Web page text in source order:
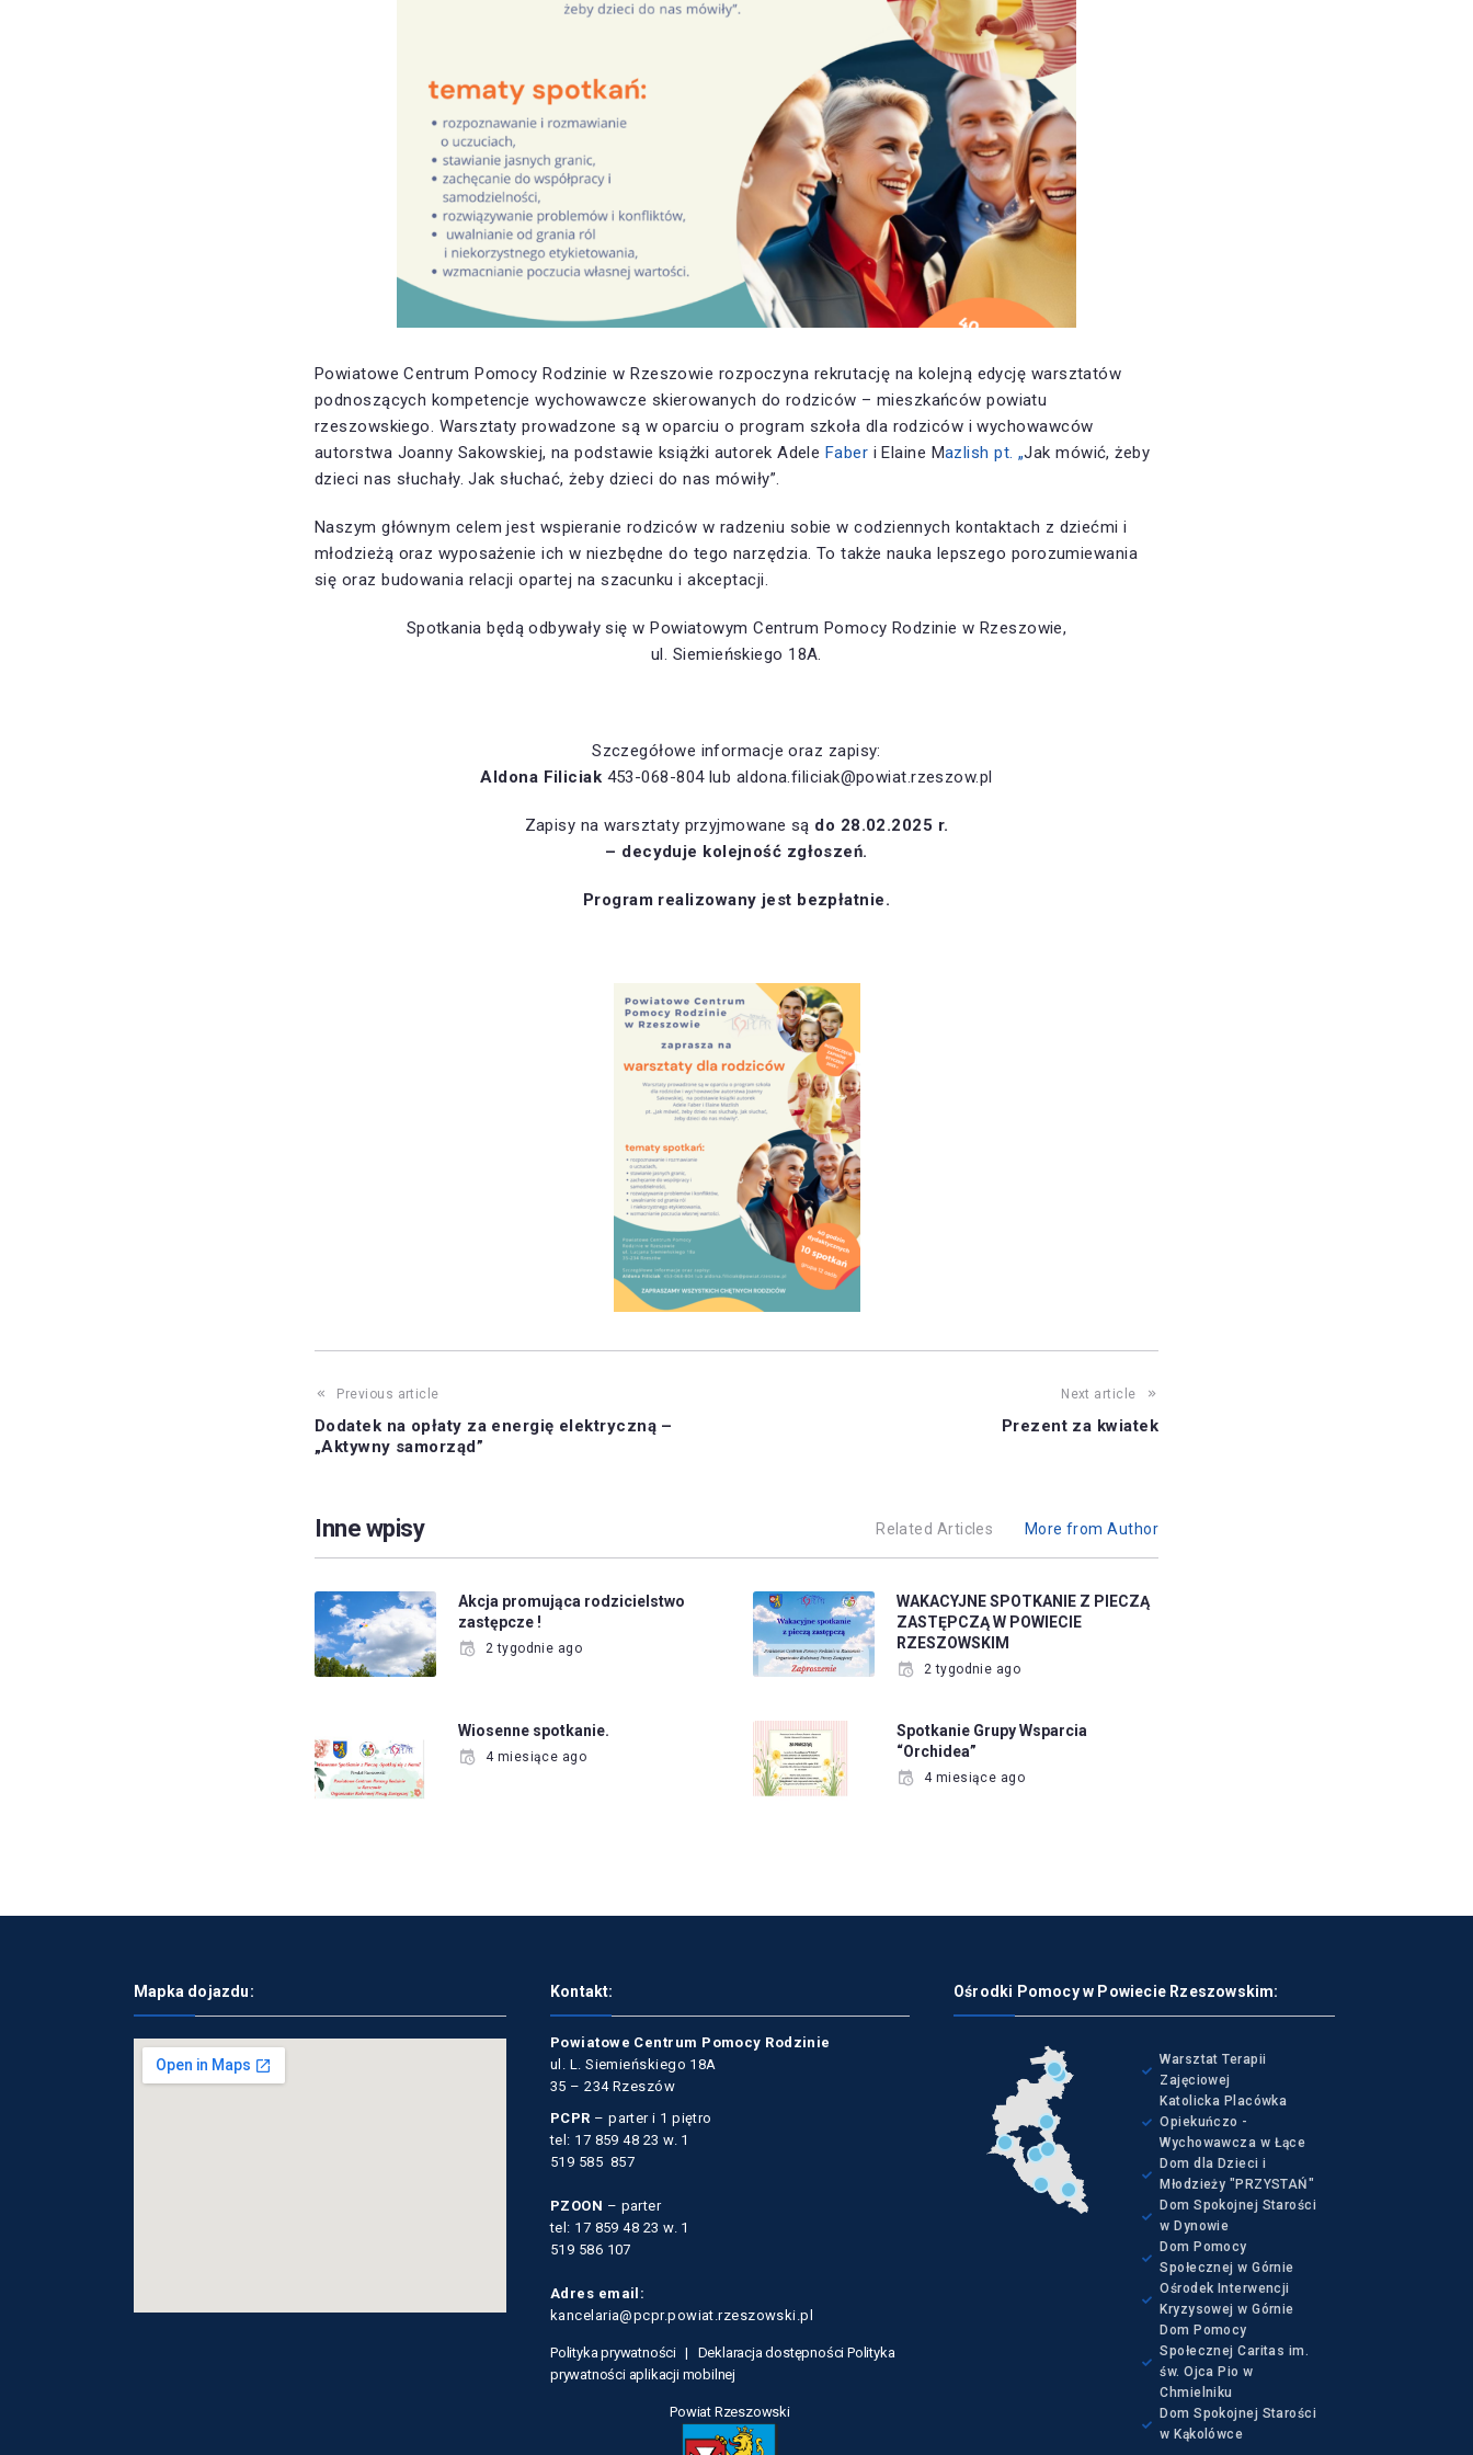
Powiatowe Centrum Pomocy Rodzinie w Rzeszowie rozpoczyna rekrutację na kolejną edycję warsztatów
podnoszących kompetencje wychowawcze skierowanych do rodziców – mieszkańców powiatu
rzeszowskiego. Warsztaty prowadzone są w oparciu o program szkoła dla rodziców i wychowawców
autorstwa Joanny Sakowskiej, na podstawie książki autorek Adele Faber i Elaine Mazlish pt. „Jak mówić, żeby
dzieci nas słuchały. Jak słuchać, żeby dzieci do nas mówiły”.
Naszym głównym celem jest wspieranie rodziców w radzeniu sobie w codziennych kontaktach z dziećmi i
młodzieżą oraz wyposażenie ich w niezbędne do tego narzędzia. To także nauka lepszego porozumiewania
się oraz budowania relacji opartej na szacunku i akceptacji.
Spotkania będą odbywały się w Powiatowym Centrum Pomocy Rodzinie w Rzeszowie,
ul. Siemieńskiego 18A.
Szczegółowe informacje oraz zapisy:
Aldona Filiciak 453-068-804 lub aldona.filiciak@powiat.rzeszow.pl
Zapisy na warsztaty przyjmowane są do 28.02.2025 r.
– decyduje kolejność zgłoszeń.
Program realizowany jest bezpłatnie.
Previous article
Dodatek na opłaty za energię elektryczną –
„Aktywny samorząd”
Next article
Prezent za kwiatek
Inne wpisy Related Articles More from Author
Akcja promująca rodzicielstwo
zastępcze !
2 tygodnie ago
WAKACYJNE SPOTKANIE Z PIECZĄ
ZASTĘPCZĄ W POWIECIE
RZESZOWSKIM
2 tygodnie ago
Wiosenne spotkanie.
4 miesiące ago
Spotkanie Grupy Wsparcia
“Orchidea”
4 miesiące ago
Mapka dojazdu: Kontakt:
Powiatowe Centrum Pomocy Rodzinie
ul. L. Siemieńskiego 18A
35 – 234 Rzeszów
PCPR – parter i 1 piętro
tel: 17 859 48 23 w. 1
519 585 857
PZOON – parter
tel: 17 859 48 23 w. 1
519 586 107
Adres email:
kancelaria@pcpr.powiat.rzeszowski.pl
Polityka prywatności | Deklaracja dostępności Polityka
prywatności aplikacji mobilnej
Powiat Rzeszowski
Ośrodki Pomocy w Powiecie Rzeszowskim:
Warsztat Terapii
Zajęciowej
Katolicka Placówka
Opiekuńczo -
Wychowawcza w Łące
Dom dla Dzieci i
Młodzieży "PRZYSTAŃ"
Dom Spokojnej Starości
w Dynowie
Dom Pomocy
Społecznej w Górnie
Ośrodek Interwencji
Kryzysowej w Górnie
Dom Pomocy
Społecznej Caritas im.
św. Ojca Pio w
Chmielniku
Dom Spokojnej Starości
w Kąkolówce